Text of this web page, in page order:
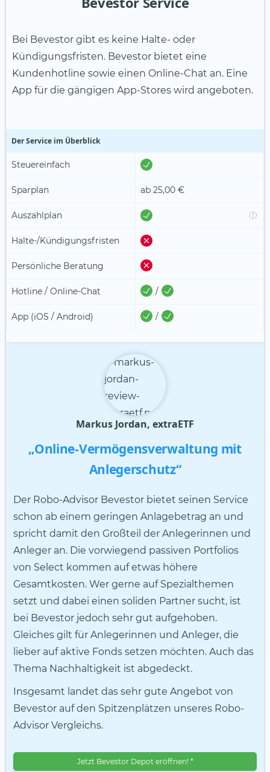
Bei Bevestor gibt es keine Halte- oder
Kündigungsfristen. Bevestor bietet eine
Kundenhotline sowie einen Online-Chat an. Eine
App für die gängigen App-Stores wird angeboten.
Der Service im Überblick
Steuereinfach
Sparplan ab 25,00 €
Auszahlplan
Halte-/Kündigungsfristen
Persönliche Beratung
Hotline / Online-Chat /
App (iOS / Android) /
Markus Jordan, extraETF
„Online-Vermögensverwaltung mit
Anlegerschutz“
Der Robo-Advisor Bevestor bietet seinen Service
schon ab einem geringen Anlagebetrag an und
spricht damit den Großteil der Anlegerinnen und
Anleger an. Die vorwiegend passiven Portfolios
von Select kommen auf etwas höhere
Gesamtkosten. Wer gerne auf Spezialthemen
setzt und dabei einen soliden Partner sucht, ist
bei Bevestor jedoch sehr gut aufgehoben.
Gleiches gilt für Anlegerinnen und Anleger, die
lieber auf aktive Fonds setzen möchten. Auch das
Thema Nachhaltigkeit ist abgedeckt.
Insgesamt landet das sehr gute Angebot von
Bevestor auf den Spitzenplätzen unseres Robo-
Advisor Vergleichs.
Jetzt Bevestor Depot eröffnen! *